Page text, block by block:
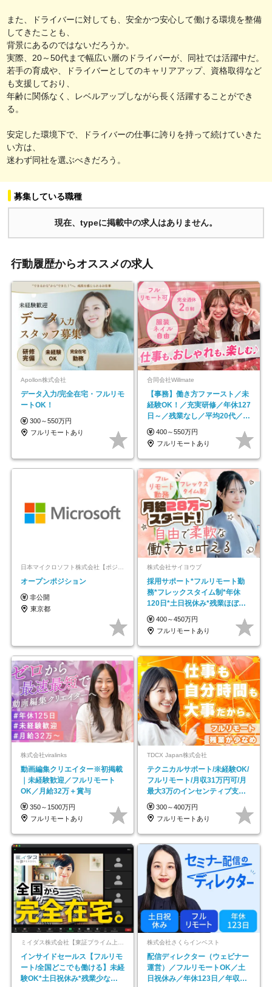
また、ドライバーに対しても、安全かつ安心して働ける環境を整備
してきたことも、
背景にあるのではないだろうか。
実際、20～50代まで幅広い層のドライバーが、同社では活躍中だ。
若手の育成や、ドライバーとしてのキャリアアップ、資格取得など
も支援しており、
年齢に関係なく、レベルアップしながら長く活躍することができ
る。
安定した環境下で、ドライバーの仕事に誇りを持って続けていきた
い方は、
迷わず同社を選ぶべきだろう。
募集している職種
現在、typeに掲載中の求人はありません。
行動履歴からオススメの求人
Apollon株式会社
データ入力/完全在宅・フルリモ
ートOK！
300～550万円
フルリモートあり
合同会社Willmate
【事務】働き方ファースト／未
経験OK！／充実研修／年休127
日～／残業なし／平均20代／リ
モートOK
400～550万円
フルリモートあり
日本マイクロソフト株式会社【ポジションマッチ登録】
オープンポジション
非公開
東京都
株式会社サイヨウブ
採用サポート*フルリモート勤
務*フレックスタイム制*年休
120日*土日祝休み*残業ほぼな
し*育児中社員8割以上
400～450万円
フルリモートあり
株式会社viralinks
動画編集クリエイター※初掲載
｜未経験歓迎／フルリモート
OK／月給32万＋賞与
350～1500万円
フルリモートあり
TDCX Japan株式会社
テクニカルサポート/未経験OK/
フルリモート/月収31万円可/月
最大3万のインセンティブ支給/
平均年齢33歳
300～400万円
フルリモートあり
ミイダス株式会社【東証プライム上場パーソルグループ】
インサイドセールス【フルリモ
ート/全国どこでも働ける】未経
験OK*土日祝休み*残業少なめ*
株式会社さくらインベスト
配信ディレクター（ウェビナー
運営）／フルリモートOK／土
日祝休み／年休123日／年収